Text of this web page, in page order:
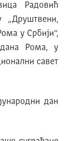
Радовић
„Друштвени,
у Србији“,
Рома, у
савет
дан